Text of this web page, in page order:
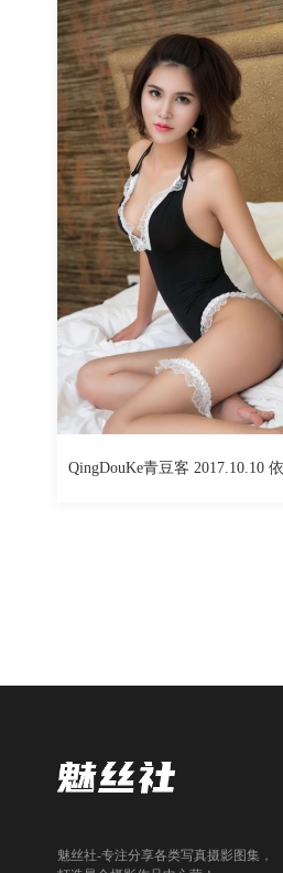
2869
QingDouKe青豆客 2017.10.10
魅丝社-专注分享各类写真摄影图集，